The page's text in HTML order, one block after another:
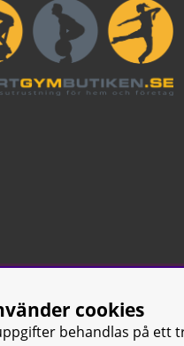
cookies
behandlas på ett